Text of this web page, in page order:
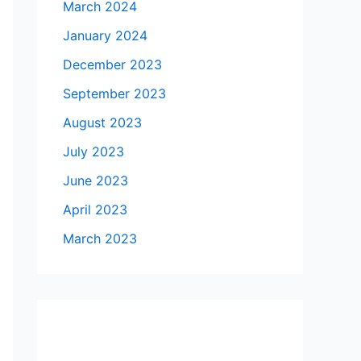
March 2024
January 2024
December 2023
September 2023
August 2023
July 2023
June 2023
April 2023
March 2023